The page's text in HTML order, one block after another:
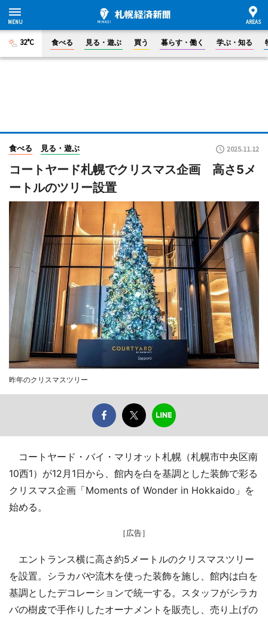
32°C 食べる 見る・遊ぶ 買う 暮らす・働く 学ぶ・知る
食べる 見る・遊ぶ 2025.11.12
コートヤード札幌でクリスマス企画 高さ5メ
ートルのツリー設置
昨年のクリスマスツリー
コートヤード・バイ・マリオット札幌（札幌市中央区南
10西1）が12月1日から、館内を白を基調とした装飾で彩る
クリスマス企画「Moments of Wonder in Hokkaido」を
始める。
［広告］
エントランス横に高さ約5メートルのクリスマスツリー
を設置。シラカバや流木を使った装飾を施し、館内は白を
基調としたデコレーションで統一する。スタッフがシラカ
バの樹皮で手作りしたオーナメントを販売し、売り上げの